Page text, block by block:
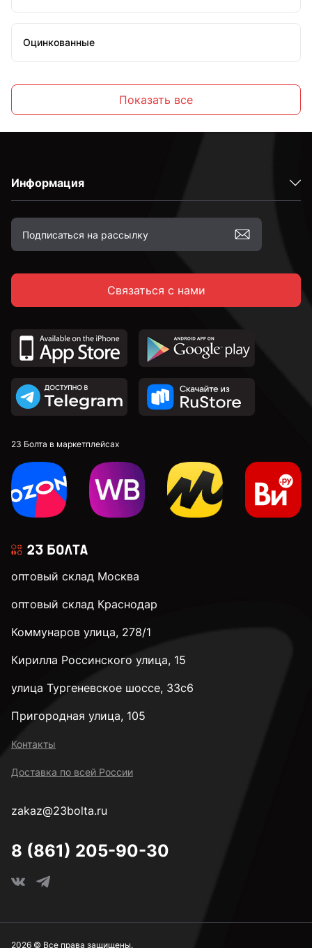
Оцинкованные
С неполной резьбой
к.п. 4,8
к.п. 8,8
к.п. 10,9
к.п. 12,9
М4
М8
М10
М18
Показать все
Информация
Связаться с нами
23 Болта в маркетплейсах
оптовый склад Москва
оптовый склад Краснодар
Коммунаров улица, 278/1
Кирилла Россинского улица, 15
улица Тургеневское шоссе, 33с6
Пригородная улица, 105
Контакты
Доставка по всей России
zakaz@23bolta.ru
8 (861) 205-90-30
2026 © Все права защищены.